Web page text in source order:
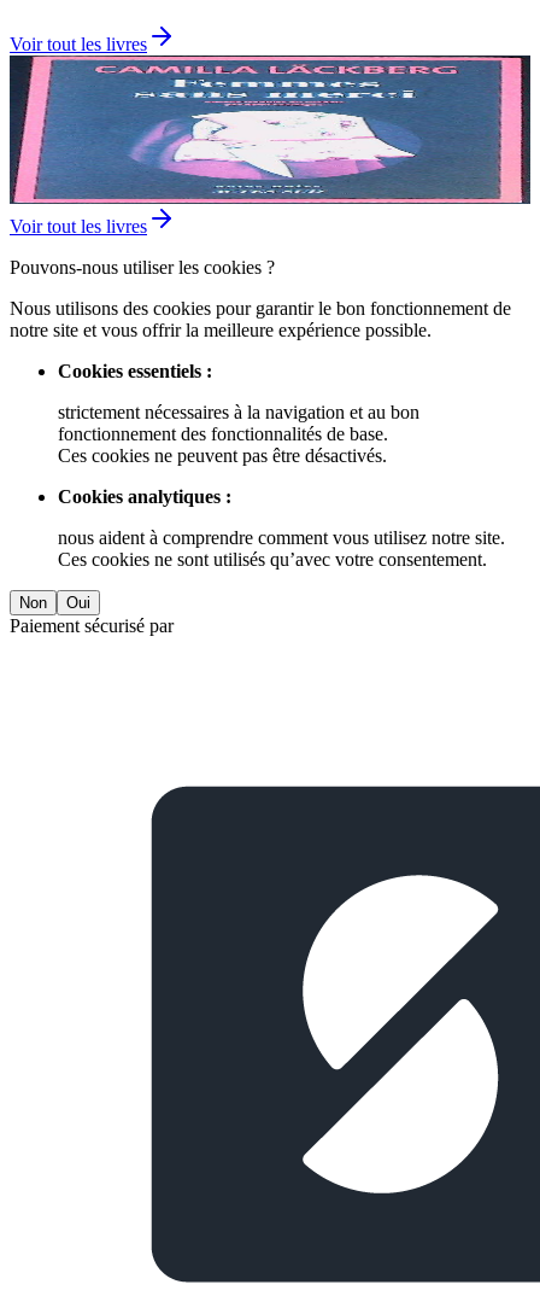
Voir tout les livres
Femmes sans merci
Camilla LÄCKBERG
8.00€
Voir tout les livres
Pouvons-nous utiliser les cookies ?
Nous utilisons des cookies pour garantir le bon fonctionnement de
notre site et vous offrir la meilleure expérience possible.
Cookies essentiels :
strictement nécessaires à la navigation et au bon
fonctionnement des fonctionnalités de base.
Ces cookies ne peuvent pas être désactivés.
Cookies analytiques :
nous aident à comprendre comment vous utilisez notre site.
Ces cookies ne sont utilisés qu’avec votre consentement.
Non Oui
Paiement sécurisé par